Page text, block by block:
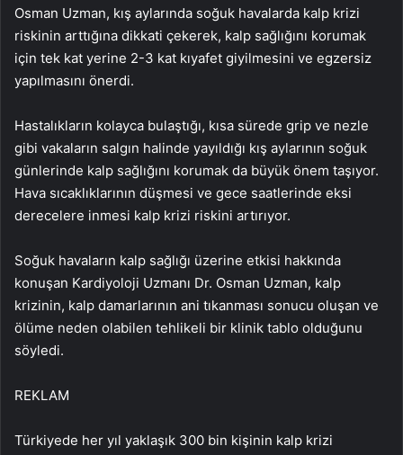
Osman Uzman, kış aylarında soğuk havalarda kalp krizi
riskinin arttığına dikkati çekerek, kalp sağlığını korumak
için tek kat yerine 2-3 kat kıyafet giyilmesini ve egzersiz
yapılmasını önerdi.
Hastalıkların kolayca bulaştığı, kısa sürede grip ve nezle
gibi vakaların salgın halinde yayıldığı kış aylarının soğuk
günlerinde kalp sağlığını korumak da büyük önem taşıyor.
Hava sıcaklıklarının düşmesi ve gece saatlerinde eksi
derecelere inmesi kalp krizi riskini artırıyor.
Soğuk havaların kalp sağlığı üzerine etkisi hakkında
konuşan Kardiyoloji Uzmanı Dr. Osman Uzman, kalp
krizinin, kalp damarlarının ani tıkanması sonucu oluşan ve
ölüme neden olabilen tehlikeli bir klinik tablo olduğunu
söyledi.
REKLAM
Türkiyede her yıl yaklaşık 300 bin kişinin kalp krizi